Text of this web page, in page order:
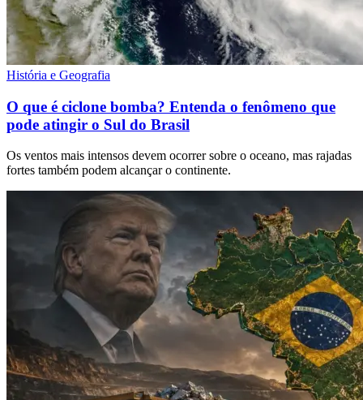
História e Geografia
O que é ciclone bomba? Entenda o fenômeno que
pode atingir o Sul do Brasil
Os ventos mais intensos devem ocorrer sobre o oceano, mas rajadas
fortes também podem alcançar o continente.